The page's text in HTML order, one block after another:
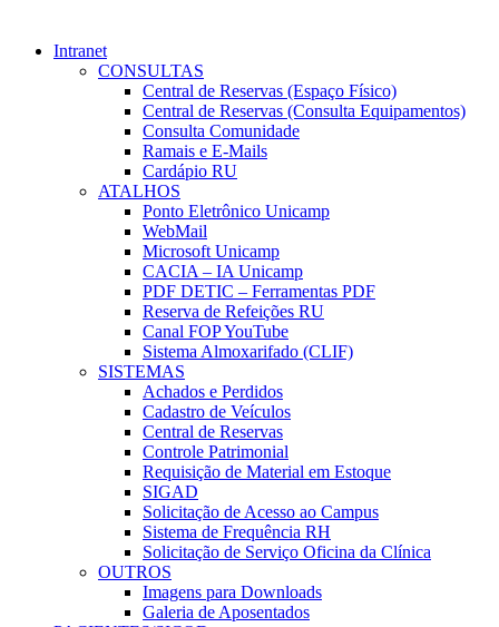
Intranet
CONSULTAS
Central de Reservas (Espaço Físico)
Central de Reservas (Consulta Equipamentos)
Consulta Comunidade
Ramais e E-Mails
Cardápio RU
ATALHOS
Ponto Eletrônico Unicamp
WebMail
Microsoft Unicamp
CACIA – IA Unicamp
PDF DETIC – Ferramentas PDF
Reserva de Refeições RU
Canal FOP YouTube
Sistema Almoxarifado (CLIF)
SISTEMAS
Achados e Perdidos
Cadastro de Veículos
Central de Reservas
Controle Patrimonial
Requisição de Material em Estoque
SIGAD
Solicitação de Acesso ao Campus
Sistema de Frequência RH
Solicitação de Serviço Oficina da Clínica
OUTROS
Imagens para Downloads
Galeria de Aposentados